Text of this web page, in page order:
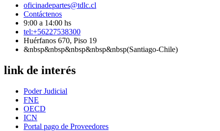
oficinadepartes@tdlc.cl
Contáctenos
9:00 a 14:00 hs
tel:+56227538300
Huérfanos 670, Piso 19
&nbsp&nbsp&nbsp&nbsp&nbsp(Santiago-Chile)
link de interés
Poder Judicial
FNE
OECD
ICN
Portal pago de Proveedores